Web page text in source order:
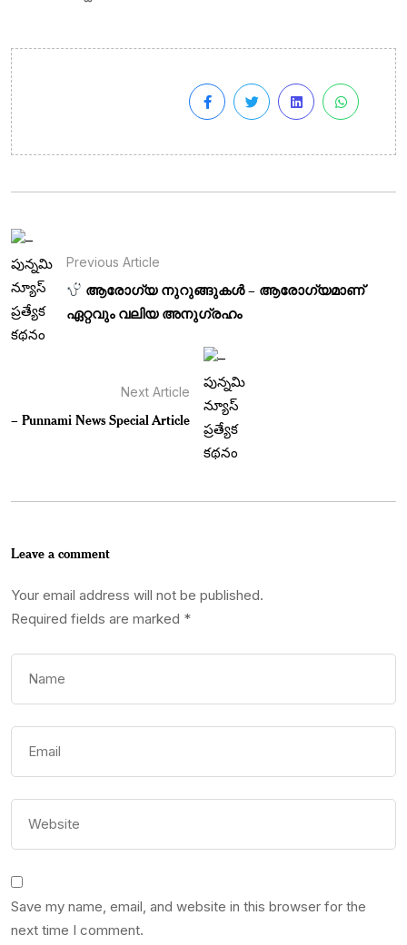
Previous Article
ആരോഗ്യ നുറുങ്ങുകൾ – ആരോഗ്യമാണ്
ഏറ്റവും വലിയ അനുഗ്രഹം
Next Article
– Punnami News Special Article
Leave a comment
Your email address will not be published.
Required fields are marked *
Save my name, email, and website in this browser for the
next time I comment.